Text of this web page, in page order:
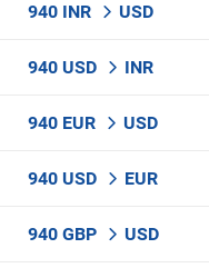
940 INR USD
940 USD INR
940 EUR USD
940 USD EUR
940 GBP USD